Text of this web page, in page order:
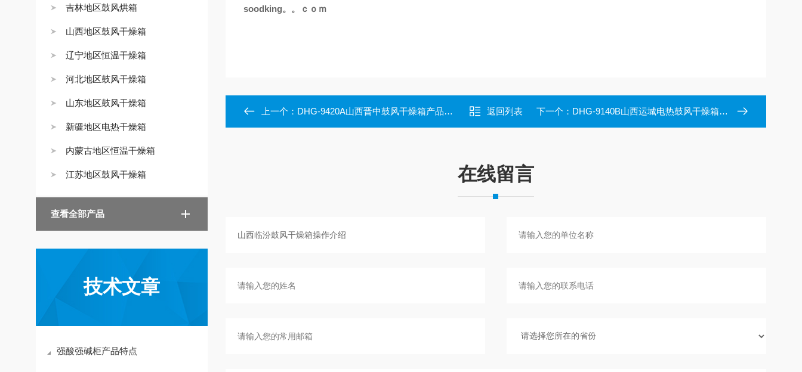
吉林地区鼓风烘箱
山西地区鼓风干燥箱
辽宁地区恒温干燥箱
河北地区鼓风干燥箱
山东地区鼓风干燥箱
新疆地区电热干燥箱
内蒙古地区恒温干燥箱
江苏地区鼓风干燥箱
查看全部产品
技术文章
强酸强碱柜产品特点
soodking。。ｃｏｍ
上一个： DHG-9420A山西晋中鼓风干燥箱产品售后服务 返回列表 下一个： DHG-9140B山西运城电热鼓风干燥箱保养维护
在线留言